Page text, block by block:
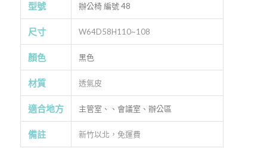
型號 辦公椅 編號 48
尺寸 W64D58H110~108
顏色 黑色
材質 透氣皮
適合地方 主管室、、會議室、辦公區
備註 新竹以北，免運費